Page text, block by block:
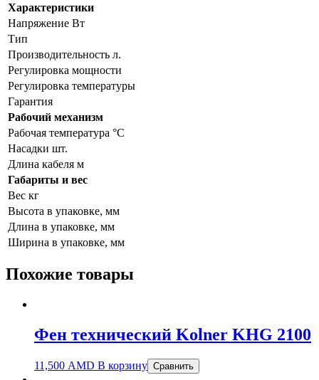
Характеристики
Напряжение Вт
Тип
Производительность л.
Регулировка мощности
Регулировка температуры
Гарантия
Рабочий механизм
Рабочая температура °С
Насадки шт.
Длина кабеля м
Габариты и вес
Вес кг
Высота в упаковке, мм
Длина в упаковке, мм
Ширина в упаковке, мм
Похожие товары
Фен технический Kolner KHG 2100
11,500 AMD В корзину Сравнить